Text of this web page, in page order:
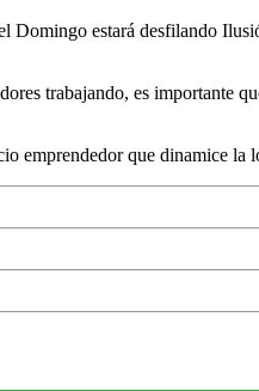
estará desfilando
trabajando, es importante
emprendedor que dinamice la